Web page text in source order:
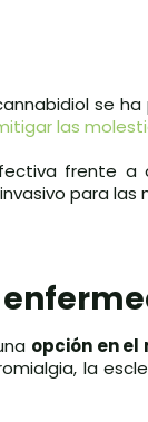
se
las
frente
para
opción en
la